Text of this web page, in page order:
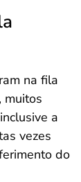
na fila
muitos
a
vezes
do